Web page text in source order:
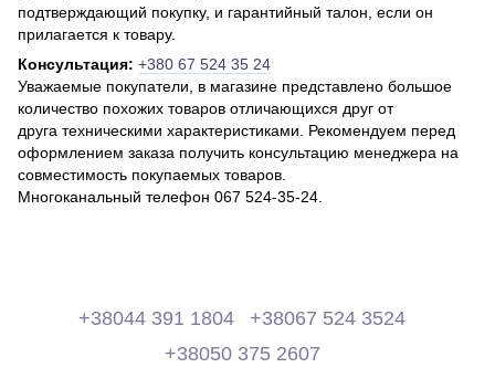
подтверждающий покупку, и гарантийный талон, если он
прилагается к товару.
Консультация: +380 67 524 35 24
Уважаемые покупатели, в магазине представлено большое
количество похожих товаров отличающихся друг от
друга техническими характеристиками. Рекомендуем перед
оформлением заказа получить консультацию менеджера на
совместимость покупаемых товаров.
Многоканальный телефон 067 524-35-24.
+38044 391 1804
+38067 524 3524
+38050 375 2607